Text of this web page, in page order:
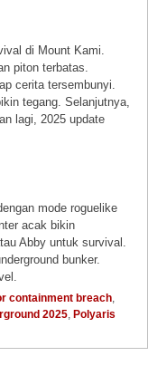
di Mount Kami.
piton terbatas.
cerita tersembunyi.
tegang. Selanjutnya,
lagi, 2025 update
mode roguelike
acak bikin
Abby untuk survival.
bunker.
containment breach,
2025, Polyaris